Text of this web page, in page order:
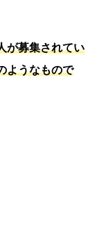
が募集されてい
ようなもので